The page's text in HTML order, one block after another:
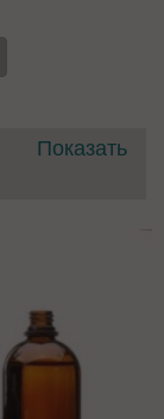
Показать